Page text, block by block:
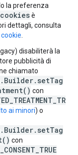
la preferenza
è
dettagli, consulta
disabiliterà la
pubblicità di
chiamato
con
ai minori) o
con